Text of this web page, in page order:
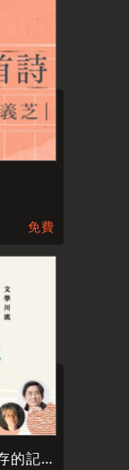
免費
島之河：文學與河流共生共存的記憶